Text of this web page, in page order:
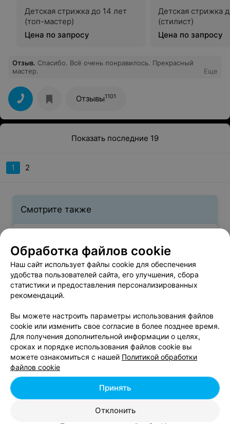
Детская стрижка до 14 лет
(топ-мастер)
Цена по запросу
Детская стрижка
(стилист)
Цена по запросу
Отзыв. Спасибо. Всё очень понравилось. Прекрасный
мастер.
Еще
Отзывы1101
Показать последние 19
1 2
Смотрите также
Минске
Выпрямление волос в районе Первомайский в
Минске
Парикмахерские Первомайского района
Добавить компанию
Обработка файлов cookie
Наш сайт использует файлы cookie для обеспечения
удобства пользователей сайта, его улучшения, сбора
статистики и предоставления персонализированных
рекомендаций.
Вы можете настроить параметры использования файлов
cookie или изменить свое согласие в более позднее время.
Для получения дополнительной информации о целях,
сроках и порядке использования файлов cookie вы
можете ознакомиться с нашей Политикой обработки
файлов cookie
Отклонить
Принять